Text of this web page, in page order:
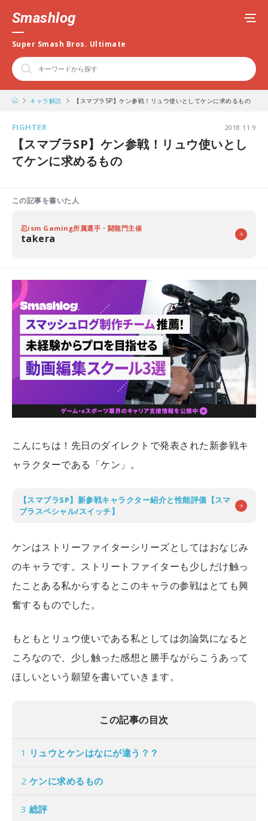
Smashlog
Super Smash Bros. Ultimate
キャラ解説 【スマブラSP】ケン参戦！リュウ使いとしてケンに求めるもの
FIGHTER 2018.11.9
【スマブラSP】ケン参戦！リュウ使いとし
てケンに求めるもの
この記事を書いた人
忍ism Gaming所属選手・闘龍門主催
takera
こんにちは！先日のダイレクトで発表された新参戦キ
ャラクターである「ケン」。
【スマブラSP】新参戦キャラクター紹介と性能評価【スマ
ブラスペシャル/スイッチ】
ケンはストリーファイターシリーズとしてはおなじみ
のキャラです。ストリートファイターも少しだけ触っ
たことある私からするとこのキャラの参戦はとても興
奮するものでした。
もともとリュウ使いである私としては勿論気になると
ころなので、少し触った感想と勝手ながらこうあって
ほしいという願望を書いていきます。
この記事の目次
1 リュウとケンはなにが違う？？
2 ケンに求めるもの
3 総評